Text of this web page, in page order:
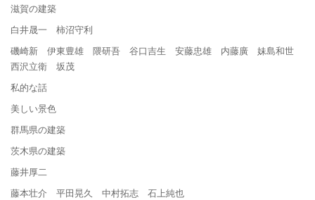
滋賀の建築
白井晟一 柿沼守利
磯崎新 伊東豊雄 隈研吾 谷口吉生 安藤忠雄 内藤廣 妹島和世
西沢立衛 坂茂
私的な話
美しい景色
群馬県の建築
茨木県の建築
藤井厚二
藤本壮介 平田晃久 中村拓志 石上純也